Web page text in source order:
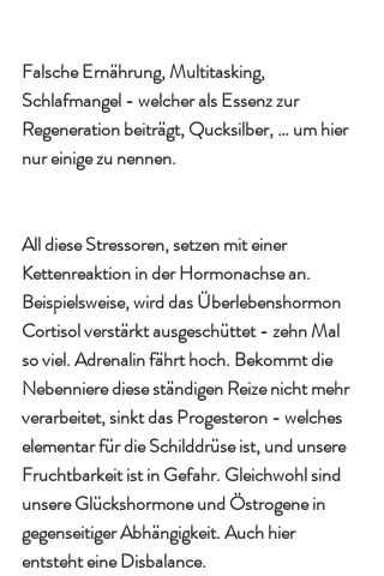
Falsche Ernährung, Multitasking,
Schlafmangel - welcher als Essenz zur
Regeneration beiträgt, Qucksilber, … um hier
nur einige zu nennen.
All diese Stressoren, setzen mit einer
Kettenreaktion in der Hormonachse an.
Beispielsweise, wird das Überlebenshormon
Cortisol verstärkt ausgeschüttet - zehn Mal
so viel. Adrenalin fährt hoch. Bekommt die
Nebenniere diese ständigen Reize nicht mehr
verarbeitet, sinkt das Progesteron - welches
elementar für die Schilddrüse ist, und unsere
Fruchtbarkeit ist in Gefahr. Gleichwohl sind
unsere Glückshormone und Östrogene in
gegenseitiger Abhängigkeit. Auch hier
entsteht eine Disbalance.